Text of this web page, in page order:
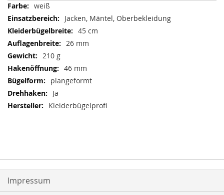
Mehr
Informationen
weiß
Jacken, Mäntel, Oberbekleidung
45 cm
26 mm
210 g
46 mm
plangeformt
Ja
Kleiderbügelprofi
Impressum